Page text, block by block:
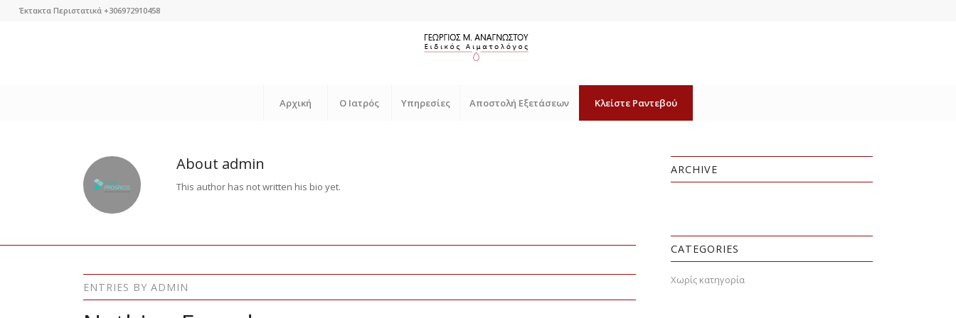
Έκτακτα Περιστατικά +306972910458
Αρχική Ο Ιατρός Υπηρεσίες Αποστολή Εξετάσεων Κλείστε Ραντεβού
About admin
This author has not written his bio yet.
ENTRIES BY ADMIN
ARCHIVE
CATEGORIES
Χωρίς κατηγορία